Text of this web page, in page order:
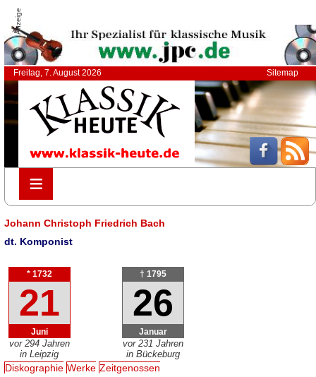
Anzeige
Freitag, 7. August 2026 Sitemap
≡
≡
Johann Christoph Friedrich Bach
dt. Komponist
* 1732
21
Juni
vor 294 Jahren
in Leipzig
† 1795
26
Januar
vor 231 Jahren
in Bückeburg
Diskographie Werke Zeitgenossen